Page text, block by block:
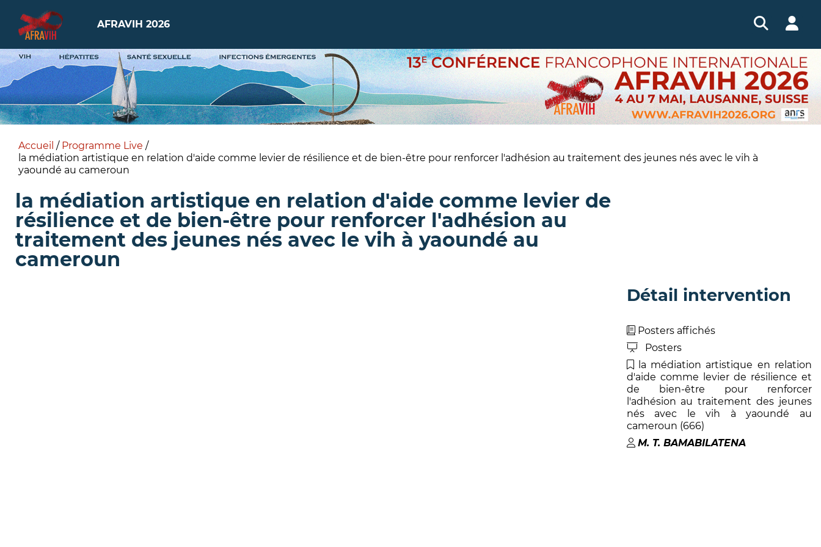
AFRAVIH 2026
Accueil / Programme Live /
la médiation artistique en relation d'aide comme levier de résilience et de bien-être pour renforcer l'adhésion au traitement des jeunes nés avec le vih à
yaoundé au cameroun
la médiation artistique en relation d'aide comme levier de
résilience et de bien-être pour renforcer l'adhésion au
traitement des jeunes nés avec le vih à yaoundé au
cameroun
Détail intervention
Posters affichés
Posters
la médiation artistique en relation
d'aide comme levier de résilience et
de bien-être pour renforcer
l'adhésion au traitement des jeunes
nés avec le vih à yaoundé au
cameroun (666)
M. T. BAMABILATENA